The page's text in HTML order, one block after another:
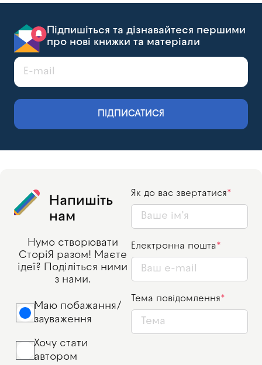
Підпишіться та дізнавайтеся першими
про нові книжки та матеріали
ПІДПИСАТИСЯ
Напишіть
нам
Нумо створювати
СторіЯ разом! Маєте
ідеї? Поділіться ними
з нами.
Маю побажання/
зауваження
Хочу стати
автором
Як до вас звертатися
Електронна пошта
Тема повідомлення